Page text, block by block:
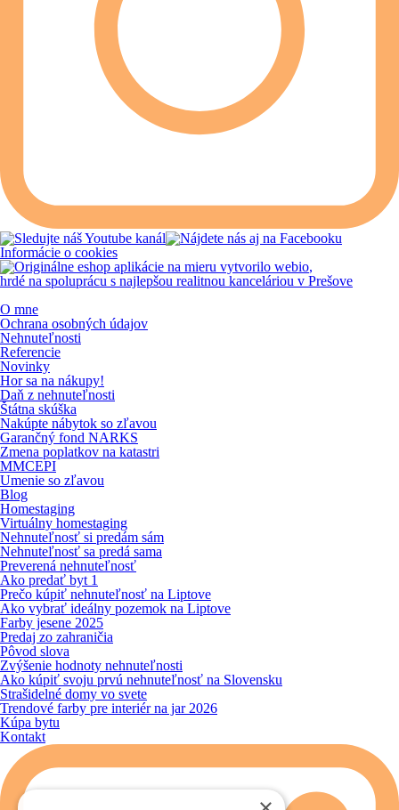
Informácie o cookies
vytvorilo webio,
hrdé na spoluprácu s najlepšou realitnou kanceláriou v Prešove
O mne
Ochrana osobných údajov
Nehnuteľnosti
Referencie
Novinky
Hor sa na nákupy!
Daň z nehnuteľnosti
Štátna skúška
Nakúpte nábytok so zľavou
Garančný fond NARKS
Zmena poplatkov na katastri
MMCEPI
Umenie so zľavou
Blog
Homestaging
Virtuálny homestaging
Nehnuteľnosť si predám sám
Nehnuteľnosť sa predá sama
Preverená nehnuteľnosť
Ako predať byt 1
Prečo kúpiť nehnuteľnosť na Liptove
Ako vybrať ideálny pozemok na Liptove
Farby jesene 2025
Predaj zo zahraničia
Pôvod slova
Zvýšenie hodnoty nehnuteľnosti
Ako kúpiť svoju prvú nehnuteľnosť na Slovensku
Strašidelné domy vo svete
Trendové farby pre interiér na jar 2026
Kúpa bytu
Kontakt